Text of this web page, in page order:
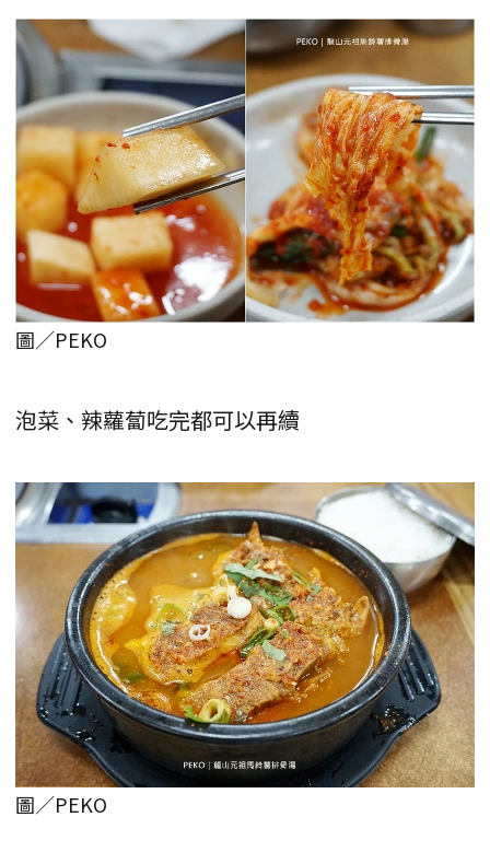
圖／PEKO
泡菜、辣蘿蔔吃完都可以再續
圖／PEKO